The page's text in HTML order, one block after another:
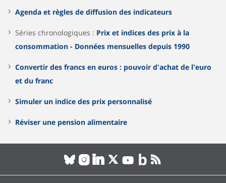
Agenda et règles de diffusion des indicateurs
Séries chronologiques : Prix et indices des prix à la
consommation - Données mensuelles depuis 1990
Convertir des francs en euros : pouvoir d'achat de l'euro
et du franc
Simuler un indice des prix personnalisé
Réviser une pension alimentaire